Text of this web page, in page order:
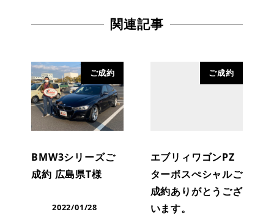
関連記事
ご成約
BMW3シリーズご
成約 広島県T様
2022/01/28
ご成約
エブリィワゴンPZ
ターボスぺシャルご
成約ありがとうござ
います。